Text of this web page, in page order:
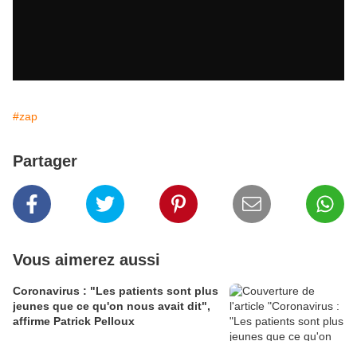
#zap
Partager
Vous aimerez aussi
Coronavirus : "Les patients sont plus
jeunes que ce qu'on nous avait dit",
affirme Patrick Pelloux